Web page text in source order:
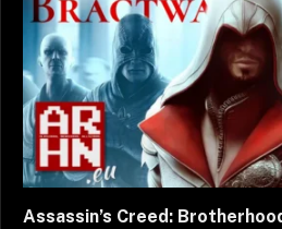
Assassin’s Creed: